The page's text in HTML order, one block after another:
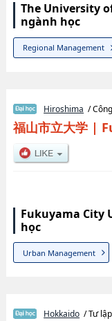
The University
ngành học
Regional Management
Hiroshima /
福山市立大学|
Fukuyama City
học
Urban Management
Hokkaido / Tư lập